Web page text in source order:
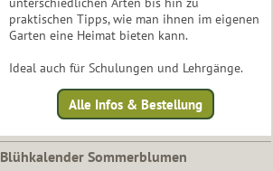
praktischen Tipps, wie man ihnen im eigenen
Garten eine Heimat bieten kann.
Ideal auch für Schulungen und Lehrgänge.
Alle Infos & Bestellung
Blühkalender Sommerblumen